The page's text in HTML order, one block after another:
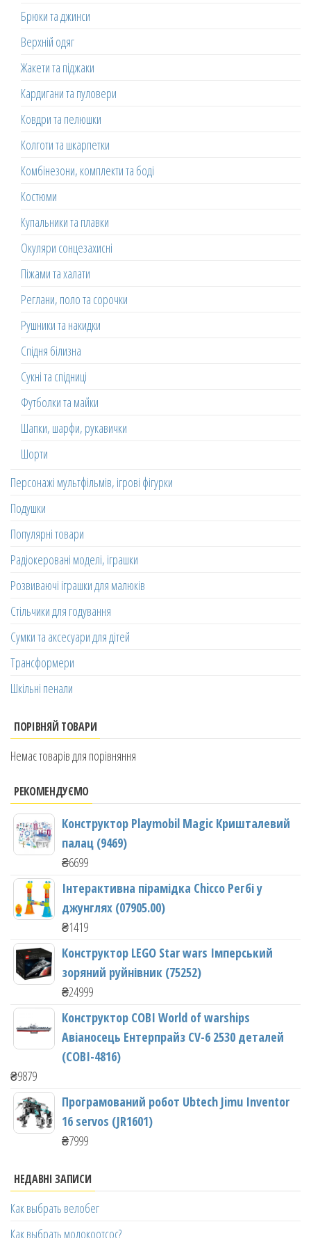
Брюки та джинси
Верхній одяг
Жакети та піджаки
Кардигани та пуловери
Ковдри та пелюшки
Колготи та шкарпетки
Комбінезони, комплекти та боді
Костюми
Купальники та плавки
Окуляри сонцезахисні
Піжами та халати
Реглани, поло та сорочки
Рушники та накидки
Спідня білизна
Сукні та спідниці
Футболки та майки
Шапки, шарфи, рукавички
Шорти
Персонажі мультфільмів, ігрові фігурки
Подушки
Популярні товари
Радіокеровані моделі, іграшки
Розвиваючі іграшки для малюків
Стільчики для годування
Сумки та аксесуари для дітей
Трансформери
Шкільні пенали
ПОРІВНЯЙ ТОВАРИ
Немає товарів для порівняння
РЕКОМЕНДУЄМО
Конструктор Playmobil Magic Кришталевий
палац (9469)
₴6699
Інтерактивна пірамідка Chicco Регбі у
джунглях (07905.00)
₴1419
Конструктор LEGO Star wars Імперський
зоряний руйнівник (75252)
₴24999
Конструктор COBI World of warships
Авіаносець Ентерпрайз CV-6 2530 деталей
(COBI-4816)
₴9879
Програмований робот Ubtech Jimu Inventor
16 servos (JR1601)
₴7999
НЕДАВНІ ЗАПИСИ
Как выбрать велобег
Как выбрать молокоотсос?